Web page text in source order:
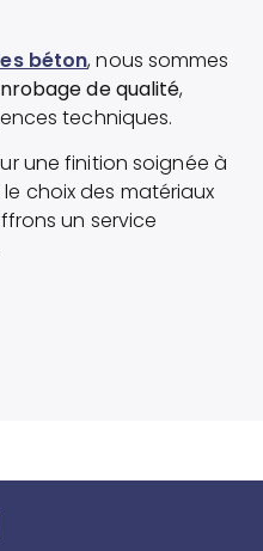
béton, nous sommes
de qualité,
techniques.
une finition soignée à
choix des matériaux
un service